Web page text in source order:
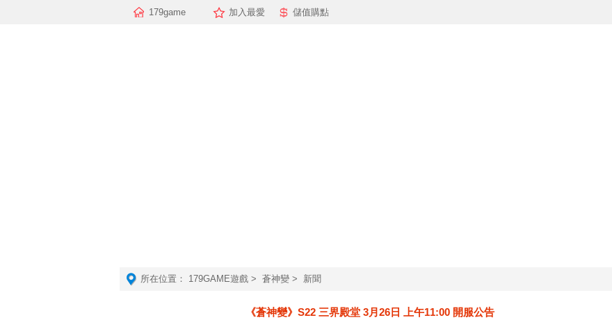
179game 加入最愛 儲值購點
所在位置： 179GAME遊戲 > 蒼神變 > 新聞
《蒼神變》S22 三界殿堂 3月26日 上午11:00 開服公告